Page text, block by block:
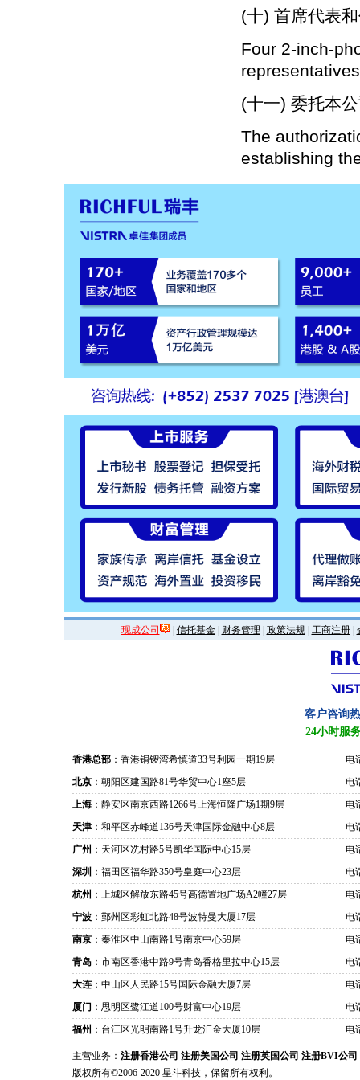
(十) 首席代表
Four 2-inch-
(十一) 委托本
The
establishing
现成公司 | 信托基金| 财务管理 政策法规| 工商注册|
客户咨询
24小时服
香港总部 ：香港铜锣湾希慎道33号利园一期19层
电
北京 ：朝阳区建国路81号华贸中心1座5层
电
上海 ：静安区南京西路1266号上海恒隆广场1期9层
电
天津 ：和平区赤峰道136号天津国际金融中心8层
电
广州 ：天河区冼村路5号凯华国际中心15层
电
深圳 ：福田区福华路350号皇庭中心23层
电
杭州 ：上城区解放东路45号高德置地广场A2幢27层
电
宁波 ：鄞州区彩虹北路48号波特曼大厦17层
电
南京 ：秦淮区中山南路1号南京中心59层
电
青岛 ：市南区香港中路9号青岛香格里拉中心15层
电
大连 ：中山区人民路15号国际金融大厦7层
电
厦门 ：思明区鹭江道100号财富中心19层
电
福州 ：台江区光明南路1号升龙汇金大厦10层 电
主营业务： 注册香港公司 注册美国公司 注册英国公司 注册BVI公司
版权所有©2006-2020 星斗科技，保留所有权利。